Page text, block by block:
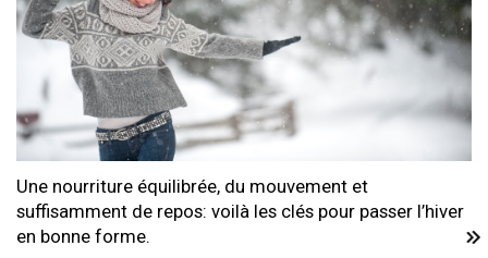
Une nourriture équilibrée, du mouvement et
suffisamment de repos: voilà les clés pour passer l’hiver
en bonne forme.